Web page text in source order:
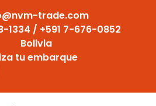
trade.com
1334‬ / +591 7-676-0852
Bolivia
tu embarque